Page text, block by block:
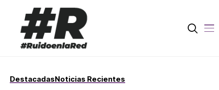
DestacadasNoticias Recientes